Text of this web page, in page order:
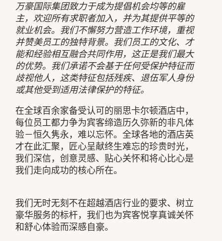
万豪国际集团致力于成为提倡机会均等的雇
主，欢迎所有求职者加入，并为其提供平等的
就业机会。我们不懈努力营造工作环境，重视
并赞美员工的独特背景。我们员工的文化、才
能和经验相互融合共同作用，这正是我们最大
的优势。我们承诺不会基于任何受保护特征而
歧视他人，这类特征包括残疾、退伍军人身份
或其他受到适用法律保护的特征。
在全球百余家备受认可的丽思卡尔顿酒店中，
每位员工都力争为宾客缔造历久弥新的非凡体
验－恒久隽永，难以忘怀。全球各地的酒店英
才在此汇聚，匠心呈献终生难忘的珍贵时光，
我们深信，创意灵感、贴心关怀和将心比心是
我们走向成功的核心所在。
我们无时无刻不在超越酒店行业的要求、树立
豪华服务的标杆，我们也为宾客悦享真诚关怀
和舒心体验而深感自豪。